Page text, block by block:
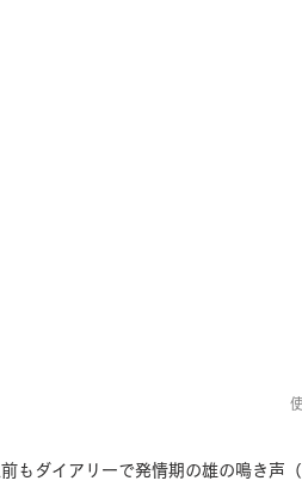
前もダイアリーで発情期の雄の鳴き声